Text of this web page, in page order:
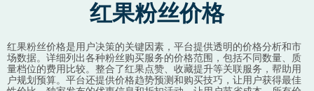
红果粉丝价格
红果粉丝价格是用户决策的关键因素，平台提供透明的价格分析和市
场数据。详细列出各种粉丝购买服务的价格范围，包括不同数量、质
量档位的费用比较。整合了红果点赞、收藏提升等关联服务，帮助用
户规划预算。平台还提供价格趋势预测和购买技巧，让用户获得最佳